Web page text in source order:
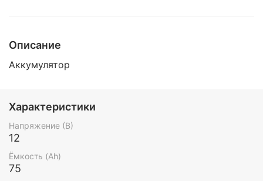
Описание
Аккумулятор
Характеристики
Напряжение (В)
12
Ёмкость (Ah)
75